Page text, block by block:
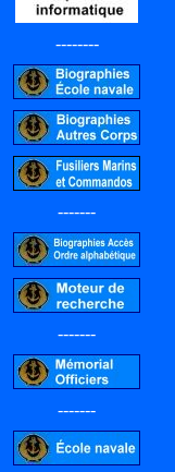
--------
-------
-------
-------